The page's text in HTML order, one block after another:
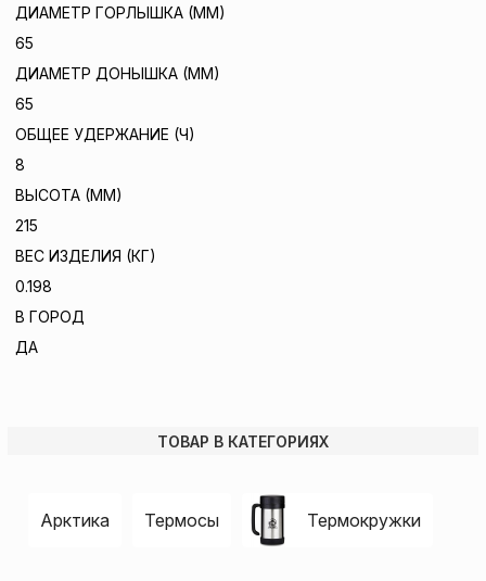
ДИАМЕТР ГОРЛЫШКА (ММ)
65
ДИАМЕТР ДОНЫШКА (ММ)
65
ОБЩЕЕ УДЕРЖАНИЕ (Ч)
8
ВЫСОТА (ММ)
215
ВЕС ИЗДЕЛИЯ (КГ)
0.198
В ГОРОД
ДА
ТОВАР В КАТЕГОРИЯХ
Арктика Термосы Термокружки